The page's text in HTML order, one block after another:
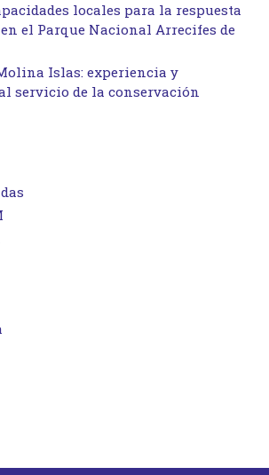
locales para la respuesta
el Parque Nacional Arrecifes de
Islas: experiencia y
servicio de la conservación